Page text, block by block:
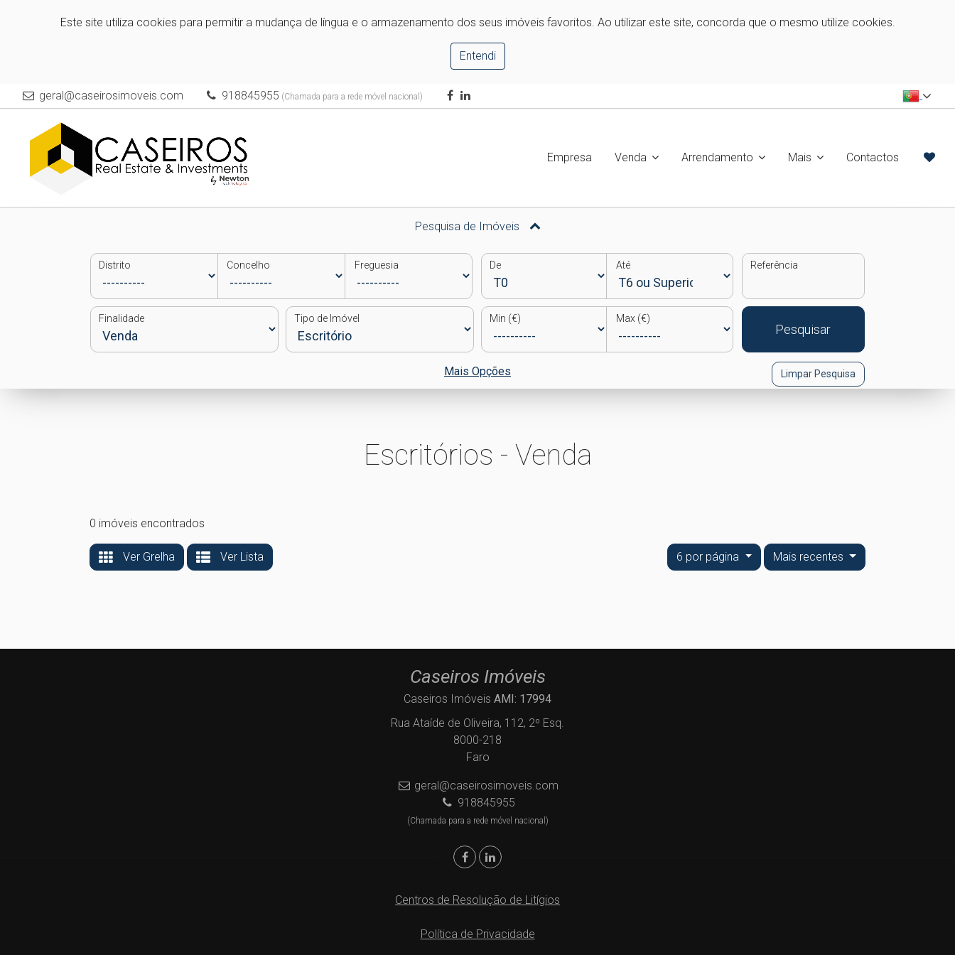
Este site utiliza cookies para permitir a mudança de língua e o armazenamento dos seus imóveis favoritos. Ao utilizar este site, concorda que o mesmo utilize cookies.
Entendi
geral@caseirosimoveis.com 918845955 (Chamada para a rede móvel nacional)
Empresa Venda Arrendamento Mais Contactos
Pesquisa de Imóveis
Distrito Concelho Freguesia De Até Referência
Finalidade Tipo de Imóvel Min (€) Max (€)
Pesquisar
Mais Opções Limpar Pesquisa
Escritórios - Venda
0 imóveis encontrados
Ver Grelha Ver Lista 6 por página Mais recentes
Caseiros Imóveis
Caseiros Imóveis AMI: 17994
Rua Ataíde de Oliveira, 112, 2º Esq.
8000-218
Faro
geral@caseirosimoveis.com
918845955
(Chamada para a rede móvel nacional)
Centros de Resolução de Litígios
Política de Privacidade